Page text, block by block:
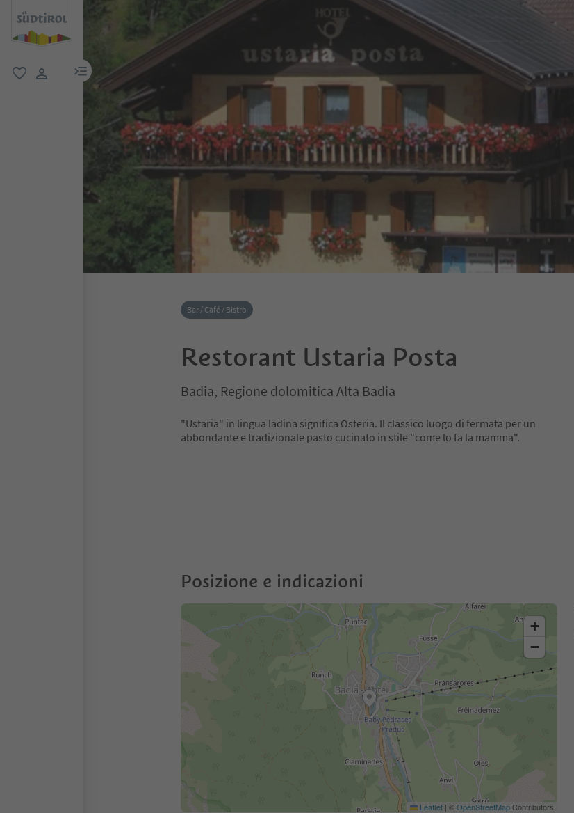
menu link
Bar / Café / Bistro
Restorant Ustaria Posta
Badia, Regione dolomitica Alta Badia
"Ustaria" in lingua ladina significa Osteria. Il classico luogo di fermata per un
abbondante e tradizionale pasto cucinato in stile "come lo fa la mamma".
Posizione e indicazioni
+
−
Leaflet | ©OpenStreetMapContributors